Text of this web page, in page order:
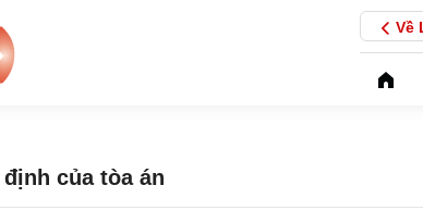
Về
của tòa án